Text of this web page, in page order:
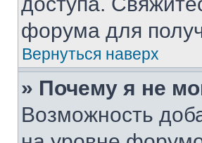
форума для
Вернуться наверх
» Почему я не
Возможность